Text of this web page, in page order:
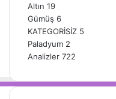
Altın 19
Gümüş 6
KATEGORİSİZ 5
Paladyum 2
Analizler 722